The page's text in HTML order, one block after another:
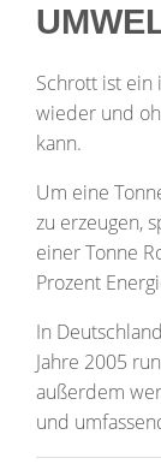
Schrott ist ein
wieder und
kann.
Um eine
zu erzeugen,
einer Tonne
Prozent
In
Jahre 2005
außerdem
und